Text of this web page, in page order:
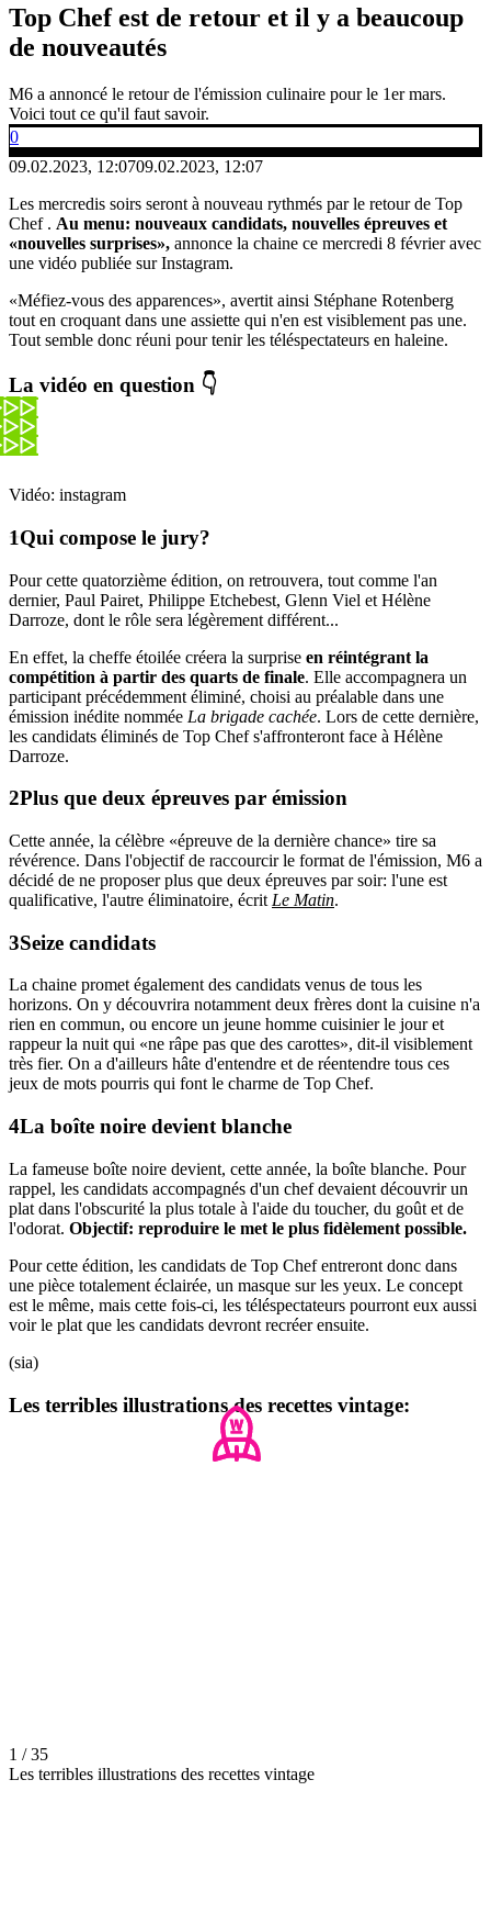
Top Chef est de retour et il y a beaucoup
de nouveautés
M6 a annoncé le retour de l'émission culinaire pour le 1er mars.
Voici tout ce qu'il faut savoir.
0
09.02.2023, 12:0709.02.2023, 12:07
Les mercredis soirs seront à nouveau rythmés par le retour de Top
Chef . Au menu: nouveaux candidats, nouvelles épreuves et
«nouvelles surprises», annonce la chaine ce mercredi 8 février avec
une vidéo publiée sur Instagram.
«Méfiez-vous des apparences», avertit ainsi Stéphane Rotenberg
tout en croquant dans une assiette qui n'en est visiblement pas une.
Tout semble donc réuni pour tenir les téléspectateurs en haleine.
La vidéo en question 👇
Vidéo: instagram
Qui compose le jury?
Pour cette quatorzième édition, on retrouvera, tout comme l'an
dernier, Paul Pairet, Philippe Etchebest, Glenn Viel et Hélène
Darroze, dont le rôle sera légèrement différent...
En effet, la cheffe étoilée créera la surprise en réintégrant la
compétition à partir des quarts de finale. Elle accompagnera un
participant précédemment éliminé, choisi au préalable dans une
émission inédite nommée La brigade cachée. Lors de cette dernière,
les candidats éliminés de Top Chef s'affronteront face à Hélène
Darroze.
Plus que deux épreuves par émission
Cette année, la célèbre «épreuve de la dernière chance» tire sa
révérence. Dans l'objectif de raccourcir le format de l'émission, M6 a
décidé de ne proposer plus que deux épreuves par soir: l'une est
qualificative, l'autre éliminatoire, écrit Le Matin.
Seize candidats
La chaine promet également des candidats venus de tous les
horizons. On y découvrira notamment deux frères dont la cuisine n'a
rien en commun, ou encore un jeune homme cuisinier le jour et
rappeur la nuit qui «ne râpe pas que des carottes», dit-il visiblement
très fier. On a d'ailleurs hâte d'entendre et de réentendre tous ces
jeux de mots pourris qui font le charme de Top Chef.
La boîte noire devient blanche
La fameuse boîte noire devient, cette année, la boîte blanche. Pour
rappel, les candidats accompagnés d'un chef devaient découvrir un
plat dans l'obscurité la plus totale à l'aide du toucher, du goût et de
l'odorat. Objectif: reproduire le met le plus fidèlement possible.
Pour cette édition, les candidats de Top Chef entreront donc dans
une pièce totalement éclairée, un masque sur les yeux. Le concept
est le même, mais cette fois-ci, les téléspectateurs pourront eux aussi
voir le plat que les candidats devront recréer ensuite.
(sia)
Les terribles illustrations des recettes vintage:
1 / 35
Les terribles illustrations des recettes vintage